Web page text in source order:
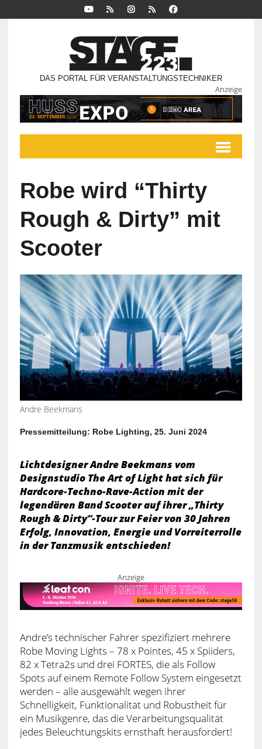
DAS PORTAL FÜR VERANSTALTUNGSTECHNIKER
Anzeige
Robe wird “Thirty
Rough & Dirty” mit
Scooter
Andre Beekmans
Pressemitteilung: Robe Lighting, 25. Juni 2024
Lichtdesigner Andre Beekmans vom
Designstudio The Art of Light hat sich für
Hardcore-Techno-Rave-Action mit der
legendären Band Scooter auf ihrer „Thirty
Rough & Dirty“-Tour zur Feier von 30 Jahren
Erfolg, Innovation, Energie und Vorreiterrolle
in der Tanzmusik entschieden!
Anzeige
Andre’s technischer Fahrer spezifiziert mehrere
Robe Moving Lights – 78 x Pointes, 45 x Spiiders,
82 x Tetra2s und drei FORTES, die als Follow
Spots auf einem Remote Follow System eingesetzt
werden – alle ausgewählt wegen ihrer
Schnelligkeit, Funktionalität und Robustheit für
ein Musikgenre, das die Verarbeitungsqualität
jedes Beleuchtungskits ernsthaft herausfordert!